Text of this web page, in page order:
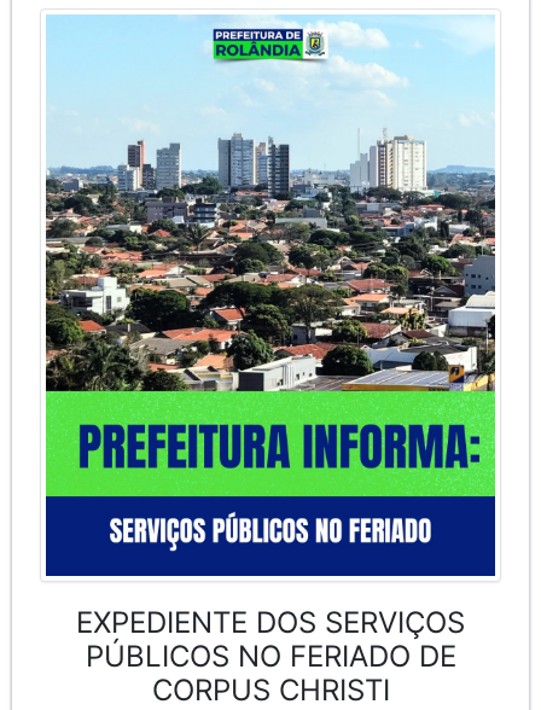
EXPEDIENTE DOS SERVIÇOS
PÚBLICOS NO FERIADO DE
CORPUS CHRISTI